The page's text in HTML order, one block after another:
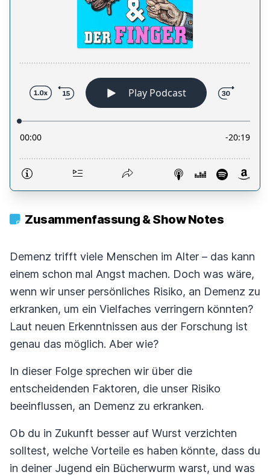
Zusammenfassung & Show Notes
Demenz trifft viele Menschen im Alter – das kann
einem schon mal Angst machen. Doch was wäre,
wenn wir unser persönliches Risiko, an Demenz zu
erkranken, um ein Vielfaches verringern könnten?
Laut neuen Erkenntnissen aus der Forschung ist
genau das möglich. Aber wie?
In dieser Folge sprechen wir über die
entscheidenden Faktoren, die unser Risiko
beeinflussen, an Demenz zu erkranken.
Ob du in Zukunft besser auf Wurst verzichten
solltest, welche Vorteile es haben könnte, dass du
in deiner Jugend ein Bücherwurm warst, und was